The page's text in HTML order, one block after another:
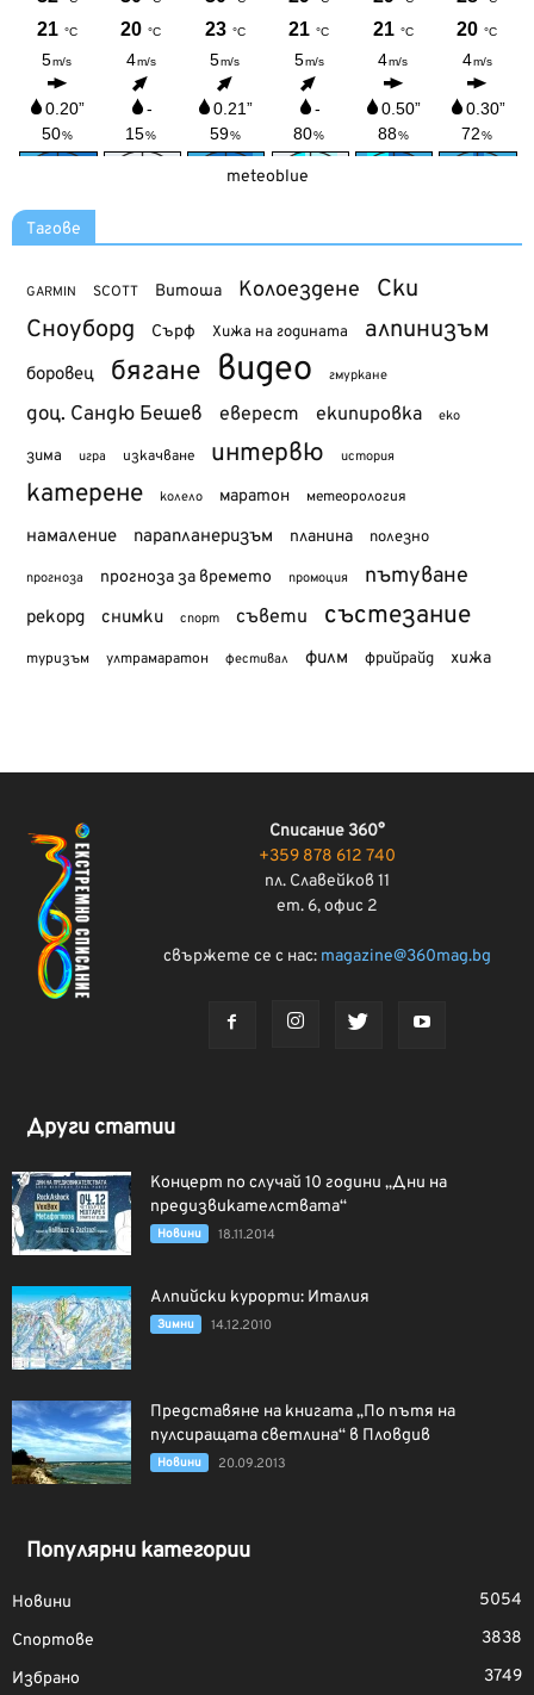
meteoblue
Тагове
GARMIN SCOTT Витоша Колоездене Ски
Сноуборд Сърф Хижа на годината алпинизъм
боровец бягане видео гмуркане
доц. Сандю Бешев еверест екипировка еко
зима игра изкачване интервю история
катерене колело маратон метеорология
намаление парапланеризъм планина полезно
прогноза прогноза за времето промоция пътуване
рекорд снимки спорт съвети състезание
туризъм ултрамаратон фестивал филм фрийрайд хижа
Списание 360°
+359 878 612 740
пл. Славейков 11
ет. 6, офис 2
свържете се с нас: magazine@360mag.bg
Други статии
Концерт по случай 10 години „Дни на
предизвикателствата“
Новини 18.11.2014
Алпийски курорти: Италия
Зимни 14.12.2010
Представяне на книгата „По пътя на
пулсиращата светлина“ в Пловдив
Новини 20.09.2013
Популярни категории
Новини
5054
Спортове
3838
Избрано
3749